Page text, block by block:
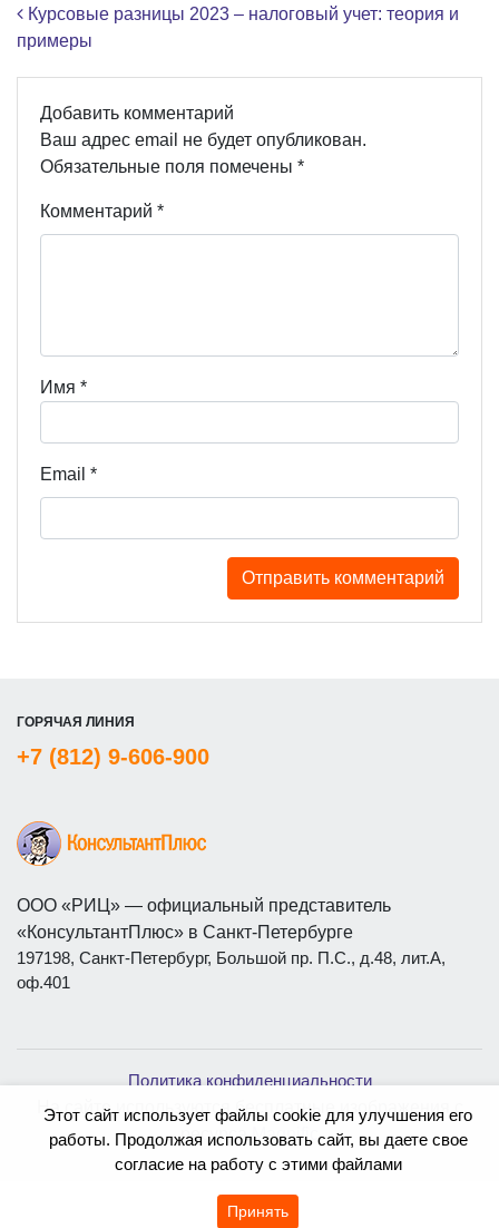
Навигация по записям
Курсовые разницы 2023 – налоговый учет: теория и
примеры
Добавить комментарий
Ваш адрес email не будет опубликован.
Обязательные поля помечены *
Комментарий *
Имя *
Email *
ГОРЯЧАЯ ЛИНИЯ
+7 (812) 9-606-900
ООО «РИЦ» — официальный представитель
«КонсультантПлюс» в Санкт-Петербурге
197198, Санкт-Петербург, Большой пр. П.С., д.48, лит.А,
оф.401
Политика конфиденциальности
На сайте используются бесплатные изображения с
ресурсаMagnific
Этот сайт использует файлы cookie для улучшения его
работы. Продолжая использовать сайт, вы даете свое
согласие на работу с этими файлами
Принять